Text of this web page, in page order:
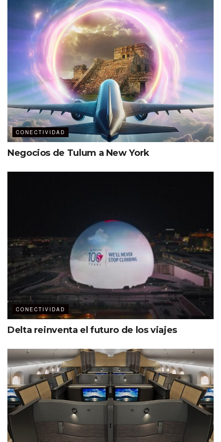
impulsando el sector turístico en la ciudad, somos punta
de lanza y referente en el turismo de negocios. American
Airlines sigue apostando al crecimiento de Nuevo León
pues conecta al destino con cuatrohubsque tiene en
Estados Unidos de América, incluyendo Dallas, Miami,
Nueva York (JFK) y Phoenix. Una de las prioridades del
gobernador Samuel García es posicionar a Nuevo León
como el principal destino del norte del país para realizar
conexiones”.
Primer vuelo que conecta a Montrrey con Phoenix
American Airlines prevé aumentar 42% su capacidad de
asientos en tierra regia durante el primer trimestre del
año, en comparación con el mismo periodo del 2022.
CONECTIVIDAD
Negocios de Tulum a New York
CONECTIVIDAD
Delta reinventa el futuro de los viajes